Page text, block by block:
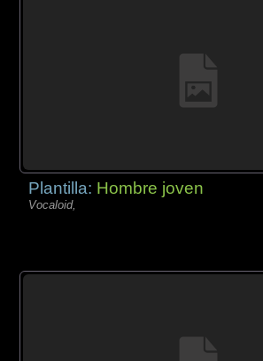
Plantilla: Hombre joven
Vocaloid,